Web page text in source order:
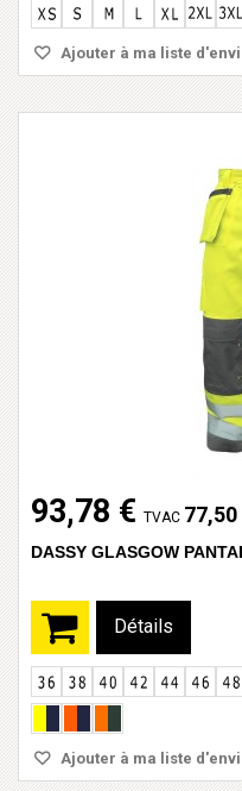
Ajouter à ma liste
93,78 € TVAC 77,50
DASSY GLASGOW
Détails
Ajouter à ma liste